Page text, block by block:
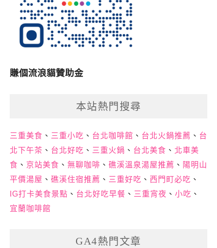
賺個流浪貓贊助金
本站熱門搜尋
三重美食 、 三重小吃 、 台北咖啡館 、 台北火鍋推薦 、 台
北下午茶 、 台北好吃 、 三重火鍋 、 台北美食 、 北車美
食 、 京站美食 、 無聊咖啡 、 礁溪溫泉湯屋推薦 、 陽明山
平價湯屋 、 礁溪住宿推薦 、 三重好吃 、 西門町必吃 、
IG打卡美食景點 、 台北好吃早餐 、 三重宵夜 、 小吃 、
宜蘭咖啡館
GA4熱門文章